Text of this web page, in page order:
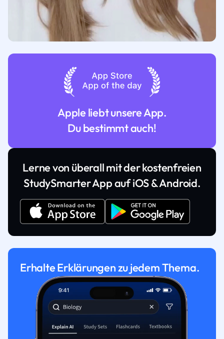
Apple liebt unsere App.
Du bestimmt auch!
Lerne von überall mit der kostenfreien
StudySmarter App auf iOS & Android.
Erhalte Erklärungen zu jedem Thema.